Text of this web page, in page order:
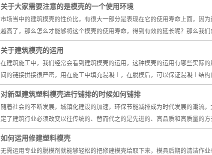
关于大家需要注意的是模壳的一个使用环境
市场当中的建筑模壳的性价比，有很大一部分是表现在它的使用寿命上面，因
越高了，那么怎么才能够将这个模壳的使用寿命，得到有效的延长呢？那么我
关于建筑模壳的运用
在建筑施工中，我们经常会看到建筑模壳的运用，这种模壳的运用有哪些实际
间的链接拼接很严密，用在施工中填充混凝土，在脱模后，可以保证混凝土结
对新型建筑塑料模壳进行铺排的时候如何铺排
随着社会的不断发展，城镇化建设的加速，环保节能减排成为时代发展的潮流
定了建筑行业必须改变以往传统的、替而代之的是先进的、高品质和高质量的
​如何运用修建塑料模壳
无需运用专业的脱模剂就能够轻松的把修建模壳给取下来，模具后期的清洁作